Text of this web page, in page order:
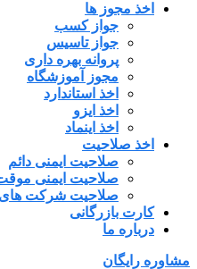
اخذ مجوز ها
جواز کسب
جواز تاسیس
پروانه بهره داری
مجوز آموزشگاه
اخذ استاندارد
اخذ ایزو
اخذ اینماد
اخذ صلاحیت
صلاحیت ایمنی دائم
صلاحیت ایمنی
صلاحیت شرکت های
کارت بازرگانی
درباره ما
مشاوره رایگان